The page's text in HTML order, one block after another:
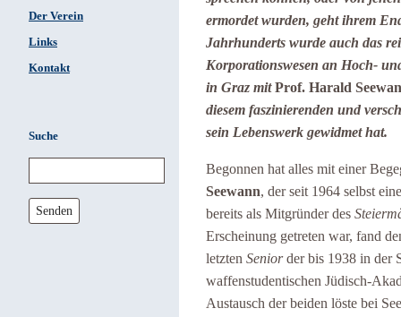
Der Verein
Links
Kontakt
Suche
Senden
ermordet wurden, geht ihrem
Jahrhunderts wurde auch das
Korporationswesen an Hoch-
in Graz mitProf. Harald
diesem faszinierenden und
sein Lebenswerk gewidmet hat.
Begonnen hat alles mit einer
Seewann, der seit 1964 selbst
bereits als Mitgründer des
Erscheinung getreten war, fand
letzten Seniorder bis 1938 in der
waffenstudentischen Jüdisch-
Austausch der beiden löste bei